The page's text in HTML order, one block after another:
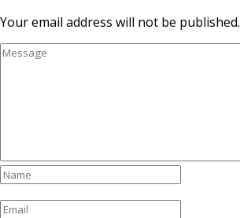
Your email address will not be published.